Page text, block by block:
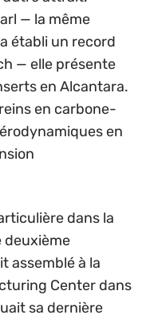
— la même
établi un record
— elle présente
en Alcantara.
en carbone-
en
dans la
deuxième
assemblé à la
Center dans
sa dernière